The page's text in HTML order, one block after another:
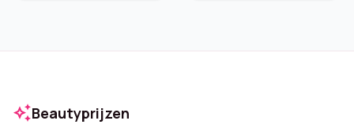
auto_awesomeBeautyprijzen